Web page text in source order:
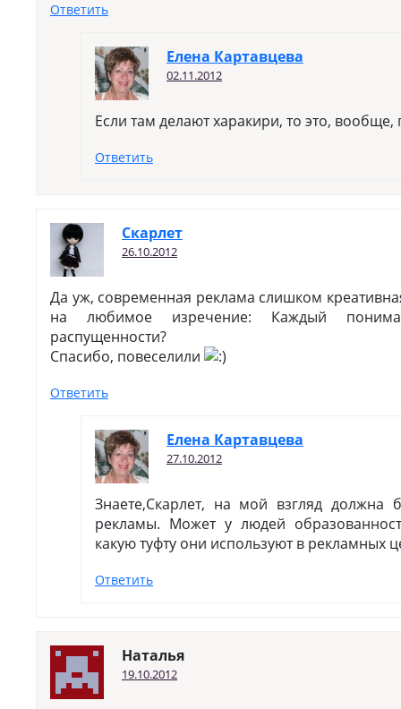
Ответить
Елена Картавцева
02.11.2012
Если там делают харакири, то это,
Ответить
Скарлет
26.10.2012
Да уж, современная реклама слишком
на любимое изречение: Каждый
распущенности?
Спасибо, повеселили
Ответить
Елена Картавцева
27.10.2012
Знаете,Скарлет, на мой взгляд должна
рекламы. Может у людей
какую туфту они используют в рекламных
Ответить
Наталья
19.10.2012